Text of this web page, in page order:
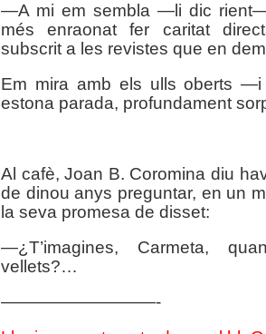
—A mi em sembla —li dic
més enraonat fer caritat
subscrit a les revistes que en
Em mira amb els ulls oberts
estona parada, profundament
Al cafè, Joan B. Coromina diu
de dinou anys preguntar, en un
la seva promesa de disset:
—¿T’imagines, Carmeta,
vellets?…
—————————-